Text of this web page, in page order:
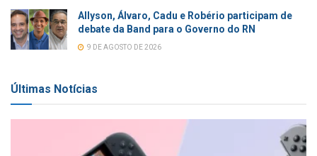
Allyson, Álvaro, Cadu e Robério participam de
debate da Band para o Governo do RN
9 DE AGOSTO DE 2026
Últimas Notícias